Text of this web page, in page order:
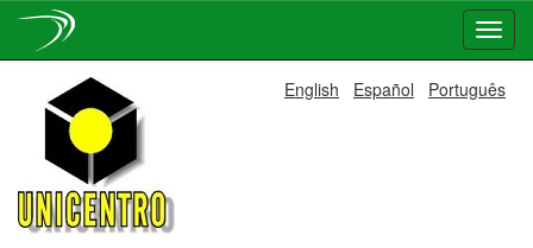
navigation
English Español Português